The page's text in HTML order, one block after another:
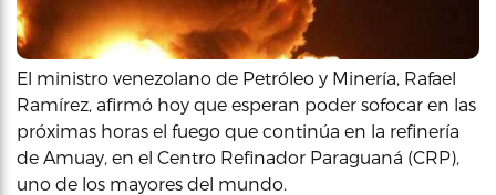
El ministro venezolano de Petróleo y Minería, Rafael
Ramírez, afirmó hoy que esperan poder sofocar en las
próximas horas el fuego que continúa en la refinería
de Amuay, en el Centro Refinador Paraguaná (CRP),
uno de los mayores del mundo.